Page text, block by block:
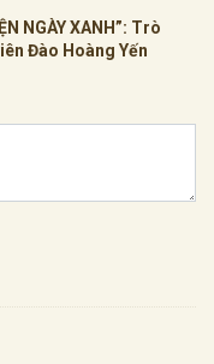
NGÀY XANH”: Trò
Đào Hoàng Yến